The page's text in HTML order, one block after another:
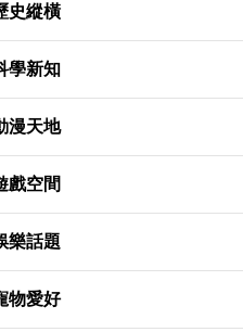
史縱橫
學新知
漫天地
戲空間
樂話題
物愛好